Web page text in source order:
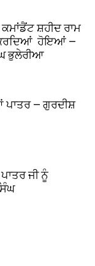
ਸ਼ਹੀਦ ਰਾਮ
ਕਰਦਿਆਂ ਹੋਇਆਂ —
ਭੁਲੇਰੀਆ
— ਗੁਰਦੀਸ਼
ਜੀ ਨੂੰ